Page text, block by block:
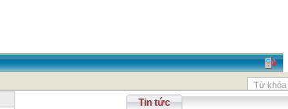
Tin tức